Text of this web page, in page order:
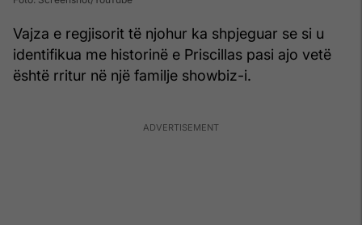
Vajza e regjisorit të njohur ka shpjeguar se si u
identifikua me historinë e Priscillas pasi ajo vetë
është rritur në një familje showbiz-i.